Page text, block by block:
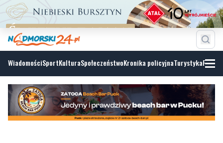
WiadomościSportKulturaSpołeczeństwoKronika policyjnaTurystyka
Upamiętnili budowniczego Gdyni.